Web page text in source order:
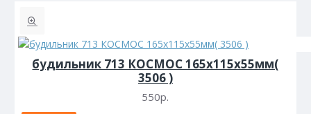
будильник 713 КОСМОС 165х115х55мм(
3506 )
550р.